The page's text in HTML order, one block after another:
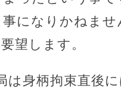
になりかねま
望します。
は身柄拘束直後